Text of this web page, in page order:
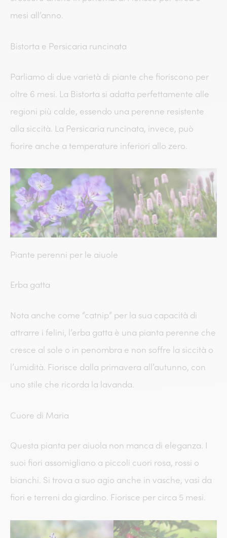
mesi all’anno.
Bistorta e Persicaria runcinata
Parliamo di due varietà di piante che fioriscono per
oltre 6 mesi. La Bistorta si adatta perfettamente alle
regioni più calde, essendo una perenne resistente
alla siccità. La Persicaria runcinata, invece, può
fiorire anche a temperature inferiori allo zero.
Piante perenni per le aiuole
Erba gatta
Nota anche come “catnip” per la sua capacità di
attrarre i felini, l’erba gatta è una pianta perenne che
cresce al sole o in penombra e non soffre la siccità o
l’umidità. Fiorisce dalla primavera all’autunno, con
uno stile che ricorda la lavanda.
Cuore di Maria
Questa pianta per aiuola non manca di eleganza. I
suoi fiori assomigliano a piccoli cuori rosa, rossi o
bianchi. Si trova a suo agio anche in vasche, vasi da
fiori e terreni da giardino. Fiorisce per circa 5 mesi.